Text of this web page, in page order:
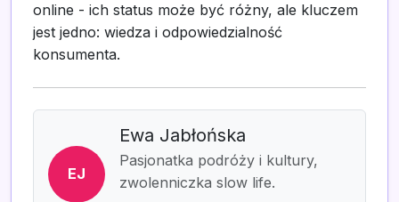
online - ich status może być różny, ale kluczem
jest jedno: wiedza i odpowiedzialność
konsumenta.
EJ
Ewa Jabłońska
Pasjonatka podróży i kultury,
zwolenniczka slow life.